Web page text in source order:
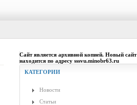
Сайт является архивной копией. Новый сайт
находится по адресу sssvu.minobr63.ru
КАТЕГОРИИ
Новости
Статьи